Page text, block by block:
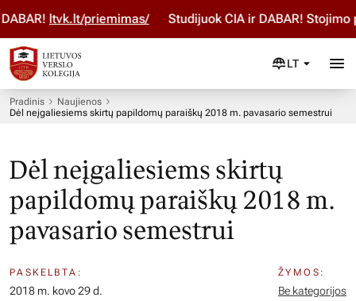
ltvk.lt/priemimas/ Studijuok ČIA ir DABAR! Stojimo
LT
Pradinis
Naujienos
Dėl neįgaliesiems skirtų papildomų paraiškų 2018 m. pavasario semestrui
Dėl neįgaliesiems skirtų
papildomų paraiškų 2018 m.
pavasario semestrui
PASKELBTA:
2018 m. kovo 29 d.
ŽYMOS:
Be kategorijos